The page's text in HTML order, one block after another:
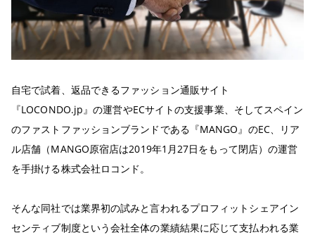
自宅で試着、返品できるファッション通販サイト
『LOCONDO.jp』の運営やECサイトの支援事業、そしてスペイン
のファストファッションブランドである『MANGO』のEC、リア
ル店舗（MANGO原宿店は2019年1月27日をもって閉店）の運営
を手掛ける株式会社ロコンド。
そんな同社では業界初の試みと言われるプロフィットシェアイン
センティブ制度という会社全体の業績結果に応じて支払われる業